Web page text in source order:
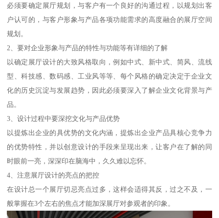
必须要确定展厅规划，与客户有一个良好的沟通过程，以规划出客
户认可的，与客户形象与产品各项功能需求的高度融合的展厅空间
规划。
2、要对企业形象与产品的特性与功能等有详细的了解
以确定展厅设计的大致风格取向，例如中式、新中式、简风、流线
型、科技感、数码感、工业风等等、每个风格的确定决定于企业文
化的历史沉淀与发展趋势，因此必须要深入了解企业文化背景与产
品。
3、设计过程中要深挖文化与产品优势
以提炼出企业的具优势的文化内涵，提炼出企业产品具核心竞争力
的优势特性，并以创意设计的手段来呈现出来，让客户在了解的同
时眼前一亮，深深印在脑海中，久久难以忘怀。
4、注意展厅设计的亮点的把控
在设计总一个展厅切忌亮点过多，这样会适得其反，过之不及，一
般掌握在3个左右的焦点才能加深展厅对参观者的印象。